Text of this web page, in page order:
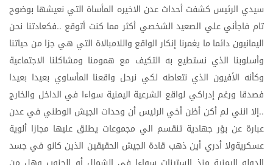
سيدي الرئيس كشفت أحداث عدن الاخيره المأساة التي نعيشها بوضوح
تام فاجأني علي الصعيد الشخصي أكثر مما كنت أتوقع ..فكعادتنا نحن
اليمانيون دائما ما يغمرنا إنكار الواقع واللامبالاة التي هي جزا من حياتنا
وأسلوبنا الذي نستطيع به التكيف مع همومنا ومشاكلنا الاجتماعية
وكأنه الأفيون الذي نتعاطه لكي نرحل واقعنا المأساوي بعيدا بعيدا
فصدقا ورغم إدراكي لواقع الشرعية اليمنية سواءا في الداخل والخارج
..إلا انني لم أكن أظن أخي الرئيس أن وحدات الجيش الوطني في عدن
عبارة عن بؤر جهادية تنقسم الي مجموعات يطلق عليها مجازا ألوية
عسكريةولا أدري أين ذهب قادة الجيش الحقيقين الذين كانو في جسد